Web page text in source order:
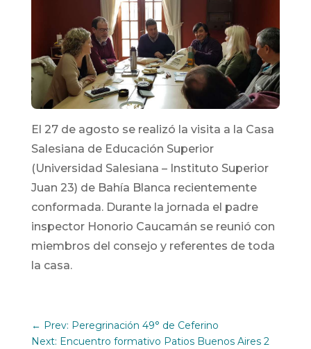
El 27 de agosto se realizó la visita a la Casa
Salesiana de Educación Superior
(Universidad Salesiana – Instituto Superior
Juan 23) de Bahía Blanca recientemente
conformada. Durante la jornada el padre
inspector Honorio Caucamán se reunió con
miembros del consejo y referentes de toda
la casa.
← Prev: Peregrinación 49° de Ceferino
Next: Encuentro formativo Patios Buenos Aires 2